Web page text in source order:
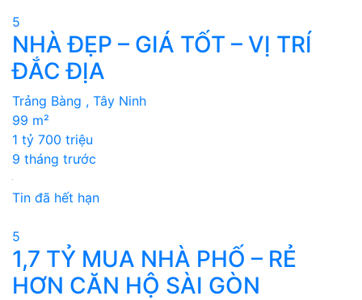
5
NHÀ ĐẸP – GIÁ TỐT – VỊ TRÍ
ĐẮC ĐỊA
Trảng Bàng , Tây Ninh
99 m²
1 tỷ 700 triệu
9 tháng trước
Tin đã hết hạn
5
1,7 TỶ MUA NHÀ PHỐ – RẺ
HƠN CĂN HỘ SÀI GÒN